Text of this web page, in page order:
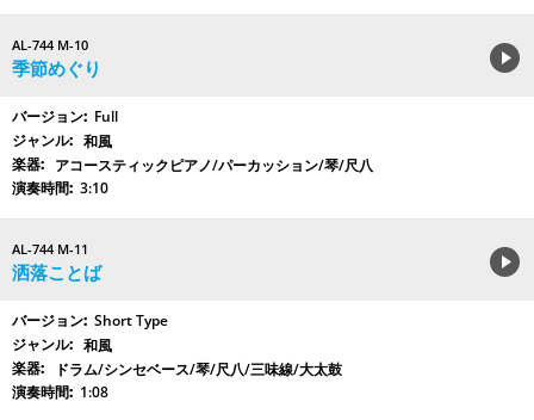
AL-744 M-10
季節めぐり
Full
和風
アコースティックピアノ/パーカッション/琴/尺八
3:10
AL-744 M-11
洒落ことば
Short Type
和風
ドラム/シンセベース/琴/尺八/三味線/大太鼓
1:08